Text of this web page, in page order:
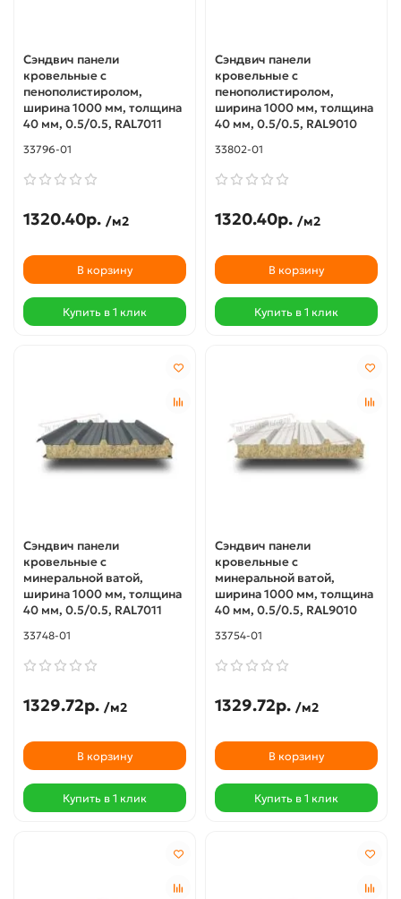
Сэндвич панели
кровельные с
пенополистиролом,
ширина 1000 мм, толщина
40 мм, 0.5/0.5, RAL7011
33796-01
1320.40р. /м2
В корзину
Купить в 1 клик
Сэндвич панели
кровельные с
пенополистиролом,
ширина 1000 мм, толщина
40 мм, 0.5/0.5, RAL9010
33802-01
1320.40р. /м2
В корзину
Купить в 1 клик
Сэндвич панели
кровельные с
минеральной ватой,
ширина 1000 мм, толщина
40 мм, 0.5/0.5, RAL7011
33748-01
1329.72р. /м2
В корзину
Купить в 1 клик
Сэндвич панели
кровельные с
минеральной ватой,
ширина 1000 мм, толщина
40 мм, 0.5/0.5, RAL9010
33754-01
1329.72р. /м2
В корзину
Купить в 1 клик